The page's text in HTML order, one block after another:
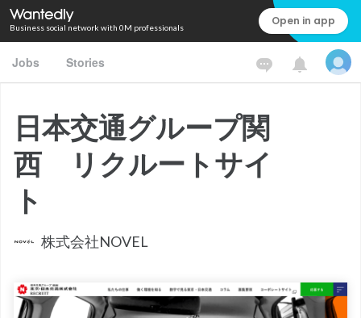
Business social network with 0M professionals Open in app
Jobs Stories
日本交通グループ関
西 リクルートサイ
ト
株式会社NOVEL